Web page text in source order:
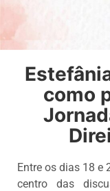
como
Entre os dias 18 e
centro das